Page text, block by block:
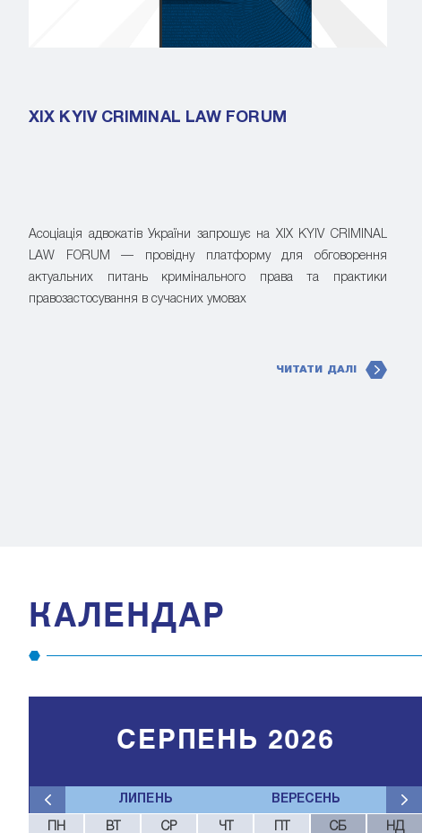
XIX KYIV CRIMINAL LAW FORUM
Асоціація адвокатів України запрошує на XIX KYIV CRIMINAL
LAW FORUM — провідну платформу для обговорення
актуальних питань кримінального права та практики
правозастосування в сучасних умовах
ЧИТАТИ ДАЛІ
КАЛЕНДАР
ЛИПЕНЬ ВЕРЕСЕНЬ
СЕРПЕНЬ 2026
ПН ВТ СР ЧТ СБ НД